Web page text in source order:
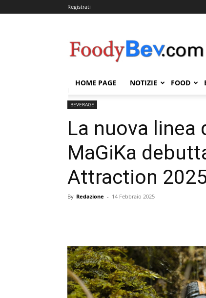
Registrati
HOME PAGE NOTIZIE FOOD
Home
BEVERAGE
La nuova linea
MaGiKa
Attraction
By Redazione - 14 Febbraio 2025